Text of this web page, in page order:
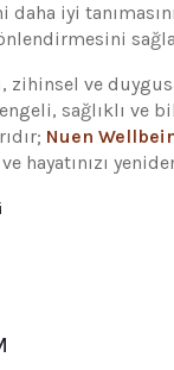
iyi tanımasını
zihinsel ve
sağlıklı ve
Nuen
hayatınızı